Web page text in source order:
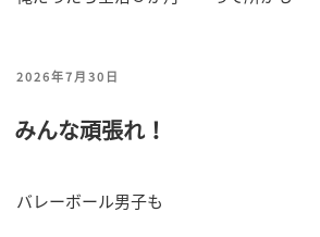
投
日:
2026年7月30日
みんな頑張れ！
バレーボール男子も